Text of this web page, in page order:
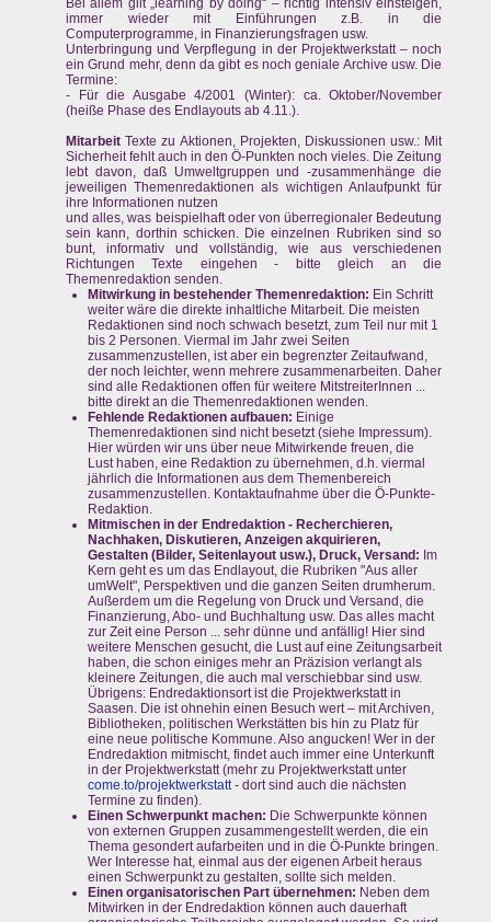
Bei allem gilt „learning by doing“ – richtig intensiv einsteigen,
immer wieder mit Einführungen z.B. in die
Computerprogramme, in Finanzierungsfragen usw.
Unterbringung und Verpflegung in der Projektwerkstatt – noch
ein Grund mehr, denn da gibt es noch geniale Archive usw. Die
Termine:
- Für die Ausgabe 4/2001 (Winter): ca. Oktober/November
(heiße Phase des Endlayouts ab 4.11.).
Mitarbeit Texte zu Aktionen, Projekten, Diskussionen usw.: Mit
Sicherheit fehlt auch in den Ö-Punkten noch vieles. Die Zeitung
lebt davon, daß Umweltgruppen und -zusammenhänge die
jeweiligen Themenredaktionen als wichtigen Anlaufpunkt für
ihre Informationen nutzen
und alles, was beispielhaft oder von überregionaler Bedeutung
sein kann, dorthin schicken. Die einzelnen Rubriken sind so
bunt, informativ und vollständig, wie aus verschiedenen
Richtungen Texte eingehen - bitte gleich an die
Themenredaktion senden.
Mitwirkung in bestehender Themenredaktion: Ein Schritt
weiter wäre die direkte inhaltliche Mitarbeit. Die meisten
Redaktionen sind noch schwach besetzt, zum Teil nur mit 1
bis 2 Personen. Viermal im Jahr zwei Seiten
zusammenzustellen, ist aber ein begrenzter Zeitaufwand,
der noch leichter, wenn mehrere zusammenarbeiten. Daher
sind alle Redaktionen offen für weitere MitstreiterInnen ...
bitte direkt an die Themenredaktionen wenden.
Fehlende Redaktionen aufbauen: Einige
Themenredaktionen sind nicht besetzt (siehe Impressum).
Hier würden wir uns über neue Mitwirkende freuen, die
Lust haben, eine Redaktion zu übernehmen, d.h. viermal
jährlich die Informationen aus dem Themenbereich
zusammenzustellen. Kontaktaufnahme über die Ö-Punkte-
Redaktion.
Mitmischen in der Endredaktion - Recherchieren,
Nachhaken, Diskutieren, Anzeigen akquirieren,
Gestalten (Bilder, Seitenlayout usw.), Druck, Versand: Im
Kern geht es um das Endlayout, die Rubriken "Aus aller
umWelt", Perspektiven und die ganzen Seiten drumherum.
Außerdem um die Regelung von Druck und Versand, die
Finanzierung, Abo- und Buchhaltung usw. Das alles macht
zur Zeit eine Person ... sehr dünne und anfällig! Hier sind
weitere Menschen gesucht, die Lust auf eine Zeitungsarbeit
haben, die schon einiges mehr an Präzision verlangt als
kleinere Zeitungen, die auch mal verschiebbar sind usw.
Übrigens: Endredaktionsort ist die Projektwerkstatt in
Saasen. Die ist ohnehin einen Besuch wert – mit Archiven,
Bibliotheken, politischen Werkstätten bis hin zu Platz für
eine neue politische Kommune. Also angucken! Wer in der
Endredaktion mitmischt, findet auch immer eine Unterkunft
in der Projektwerkstatt (mehr zu Projektwerkstatt unter
come.to/projektwerkstatt- dort sind auch die nächsten
Termine zu finden).
Einen Schwerpunkt machen: Die Schwerpunkte können
von externen Gruppen zusammengestellt werden, die ein
Thema gesondert aufarbeiten und in die Ö-Punkte bringen.
Wer Interesse hat, einmal aus der eigenen Arbeit heraus
einen Schwerpunkt zu gestalten, sollte sich melden.
Einen organisatorischen Part übernehmen: Neben dem
Mitwirken in der Endredaktion können auch dauerhaft